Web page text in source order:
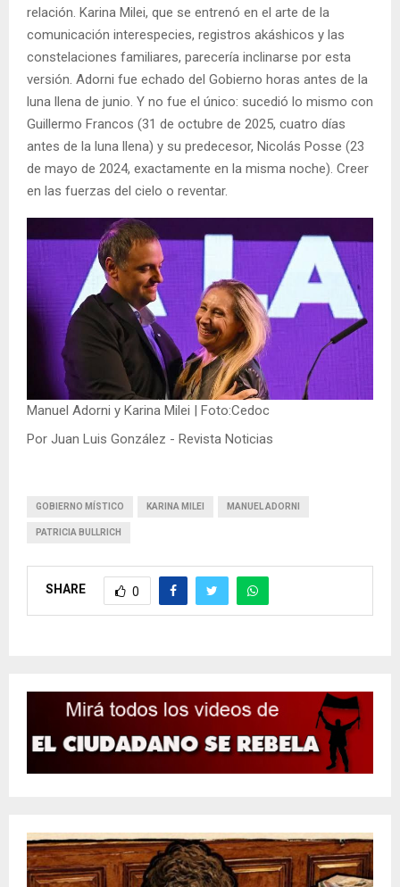
relación. Karina Milei, que se entrenó en el arte de la
comunicación interespecies, registros akáshicos y las
constelaciones familiares, parecería inclinarse por esta
versión. Adorni fue echado del Gobierno horas antes de la
luna llena de junio. Y no fue el único: sucedió lo mismo con
Guillermo Francos (31 de octubre de 2025, cuatro días
antes de la luna llena) y su predecesor, Nicolás Posse (23
de mayo de 2024, exactamente en la misma noche). Creer
en las fuerzas del cielo o reventar.
Manuel Adorni y Karina Milei | Foto:Cedoc
Por Juan Luis González - Revista Noticias
GOBIERNO MÍSTICO KARINA MILEI MANUEL ADORNI
PATRICIA BULLRICH
SHARE 0